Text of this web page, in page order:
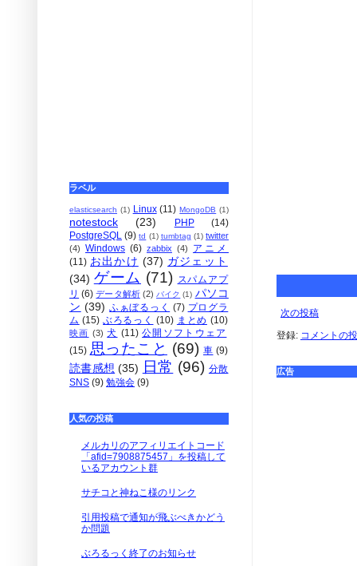
次の投稿
登録: コメントの
広告
ラベル
elasticsearch (1) Linux (11) MongoDB (1)
notestock (23) PHP
(14)
PostgreSQL (9) td (1) tumbtag (1) twitter
(4) Windows (6) zabbix (4)
アニメ
(11) お出かけ (37) ガジェット
(34) ゲーム (71) スパムアプ
リ (6) データ解析 (2) バイク (1) パソコ
ン (39) ふぁぼるっく (7) プログラ
ム (15) ぶろるっく (10) まとめ (10)
映画 (3) 犬 (11) 公開ソフトウェア
(15) 思ったこと (69) 車 (9)
読書感想 (35) 日常 (96) 分散
SNS (9) 勉強会 (9)
人気の投稿
メルカリのアフィリエイトコード
「afid=7908875457」を投稿して
いるアカウント群
サチコと神ねこ様のリンク
引用投稿で通知が飛ぶべきかどう
か問題
ぶろるっく終了のお知らせ